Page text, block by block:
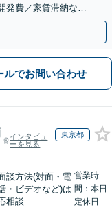
発費／家賃滞納な
あり
ルでお問い合わせ
インタビュ
ーを見る
東京都
談方法(対面・電
・ビデオなど)は
相談
営業時
間：本日
定休日